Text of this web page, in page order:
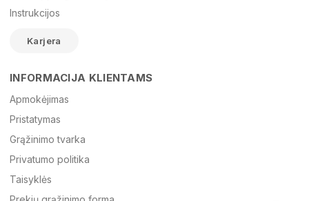
Žinutė
Instrukcijos
Karjera
INFORMACIJA KLIENTAMS
Apmokėjimas
Pristatymas
Grąžinimo tvarka
Privatumo politika
Taisyklės